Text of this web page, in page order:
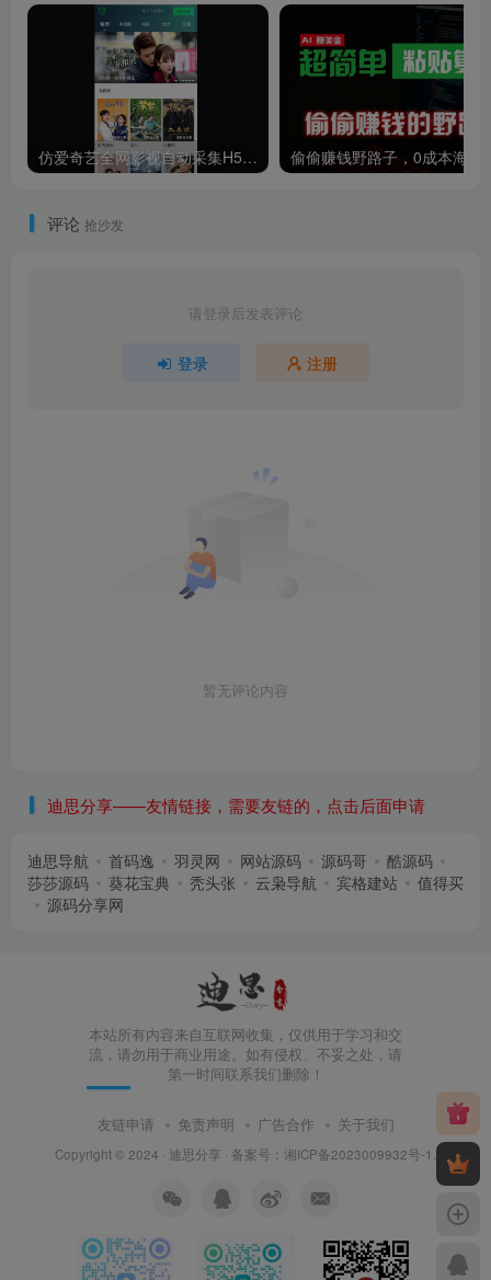
仿爱奇艺全网影视自动采集H5源码教程
评论 抢沙发
请登录后发表评论
登录 注册
暂无评论内容
迪思分享——友情链接，需要友链的，点击后面申请
迪思导航 首码逸 羽灵网 网站源码 源码哥
酷源码
莎莎源码
葵花宝典 秃头张 云枭导航 宾格建站
值得买
源码分享网
本站所有内容来自互联网收集，仅供用于学习和交
流，请勿用于商业用途。如有侵权、不妥之处，请
第一时间联系我们删除！
友链申请 免责声明 广告合作 关于我们
Copyright © 2024 · 迪思分享 · 备案号： 湘ICP备2023009932号-1